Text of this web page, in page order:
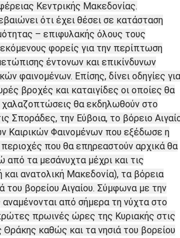
Κεντρικής Μακεδονίας.
ότι έχει θέσει σε κατάσταση
– επιφυλακής όλους τους
φορείς για την περίπτωση
έντονων και επικίνδυνων
φαινομένων. Επίσης, δίνει οδηγίες για
βροχές και καταιγίδες οι οποίες θα
χαλαζοπτώσεις θα εκδηλωθούν στο
Σποράδες, την Εύβοια, το βόρειο
Καιρικών Φαινομένων που εξέδωσε η
που θα επηρεαστούν αρχικά θα
από τα μεσάνυχτα μέχρι και τις
ανατολική Μακεδονία), τα βόρεια
του βορείου Αιγαίου. Σύμφωνα με την
από σήμερα τη νύχτα στο
πρωινές ώρες της Κυριακής στις
καθώς και τα νησιά του βορείου